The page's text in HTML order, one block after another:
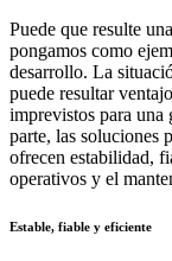
Puede que resulte
pongamos como
desarrollo. La
puede resultar
imprevistos para una
parte, las soluciones
ofrecen estabilidad,
operativos y el
Estable, fiable y eficiente